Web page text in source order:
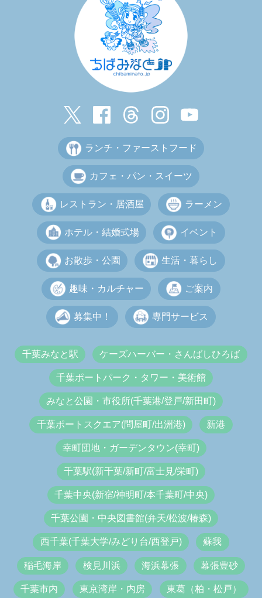
ランチ・ファーストフード
カフェ・パン・スイーツ
レストラン・居酒屋 ラーメン
ホテル・結婚式場 イベント
お散歩・公園 生活・暮らし
趣味・カルチャー ご案内
募集中！ 専門サービス
千葉みなと駅 ケーズハーバー・さんばしひろば
千葉ポートパーク・タワー・美術館
みなと公園・市役所(千葉港/登戸/新田町)
千葉ポートスクエア(問屋町/出洲港) 新港
幸町団地・ガーデンタウン(幸町)
千葉駅(新千葉/新町/富士見/栄町)
千葉中央(新宿/神明町/本千葉町/中央)
千葉公園・中央図書館(弁天/松波/椿森)
西千葉(千葉大学/みどり台/西登戸) 蘇我
稲毛海岸 検見川浜 海浜幕張 幕張豊砂
千葉市内 東京湾岸・内房 東葛（柏・松戸）